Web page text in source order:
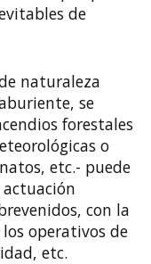
de
naturaleza
se
forestales
o
etc.- puede
con la
operativos de
etc.